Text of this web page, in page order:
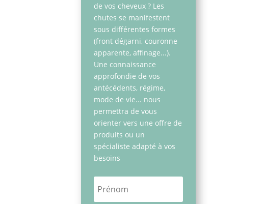
de vos cheveux ? Les
chutes se manifestent
sous différentes formes
(front dégarni, couronne
apparente, affinage...).
Une connaissance
approfondie de vos
antécédents, régime,
mode de vie... nous
permettra de vous
orienter vers une offre de
produits ou un
spécialiste adapté à vos
besoins